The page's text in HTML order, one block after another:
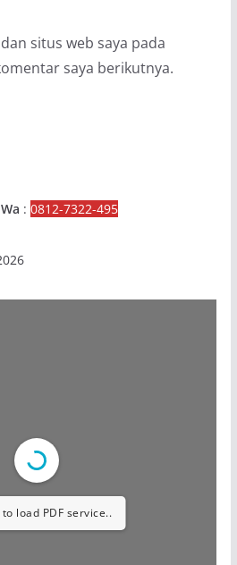
situs web saya pada
saya berikutnya.
: 0812-7322-495
load PDF service..